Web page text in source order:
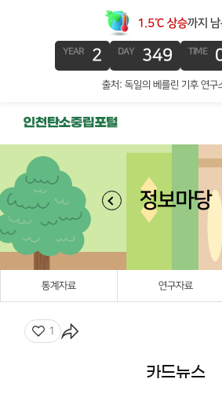
1.5℃ 상승까지
YEAR 2 DAY 349 TIME
출처: 독일의 베를린 기후 연구
정보마당
통계자료 연구자료
좋아요
1
카드뉴스